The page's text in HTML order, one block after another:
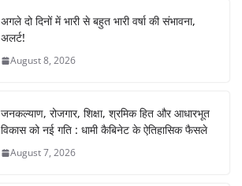
अगले दो दिनों में भारी से बहुत भारी वर्षा की संभावना,
अलर्ट!
August 8, 2026
जनकल्याण, रोजगार, शिक्षा, श्रमिक हित और आधारभूत
विकास को नई गति : धामी कैबिनेट के ऐतिहासिक फैसले
August 7, 2026